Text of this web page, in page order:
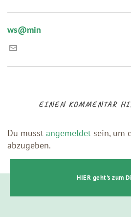
ws@min
EINEN KOMMENTAR
Du musst angemeldet sein, um
abzugeben.
HIER geht's zum